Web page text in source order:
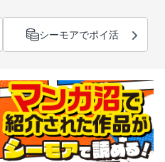
シーモアでポイ活